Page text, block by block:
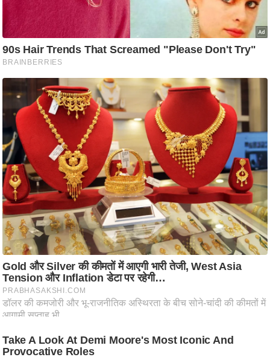
क्षा
ध
र्म
ज्यो
ति
ष
प्र
भु
म
हि
मा
/
ध
र्म
स्थ
ल
व्र
त
त्यो
र